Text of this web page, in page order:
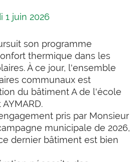
1 juin 2026
son programme
thermique dans les
À ce jour, l'ensemble
communaux est
du bâtiment A de l'école
pris par Monsieur
municipale de 2026,
dernier bâtiment est bien